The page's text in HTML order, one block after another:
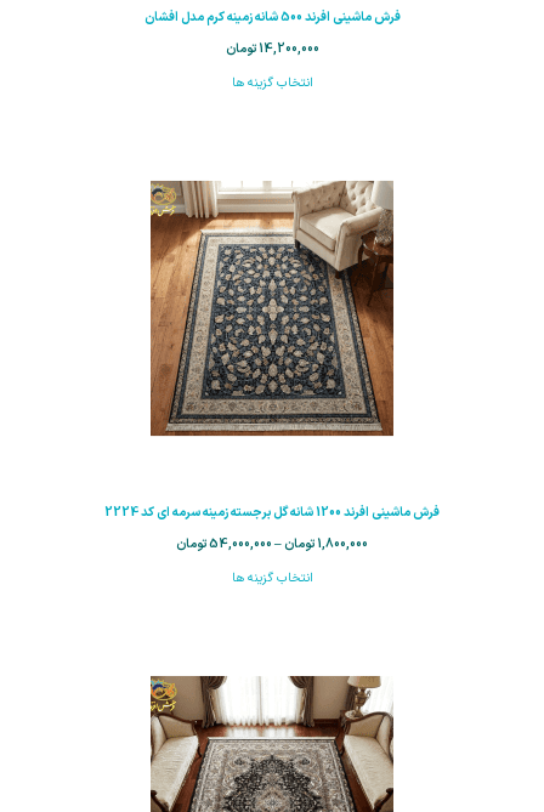
فرش ماشینی افرند 500 شانه زمینه کرم مدل افشان
14,200,000 تومان
انتخاب گزینه ها
فرش ماشینی افرند 1200 شانه گل برجسته زمینه سرمه ای کد 2224
1,800,000تومان–
54,000,000تومان
انتخاب گزینه ها